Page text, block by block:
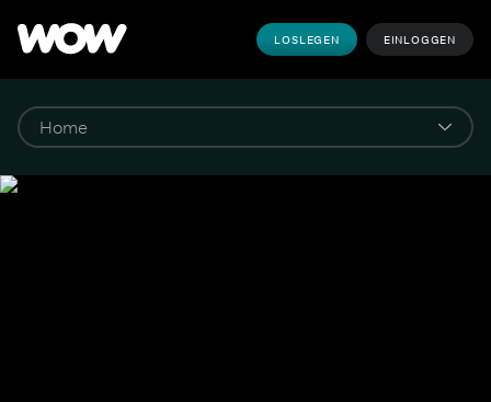
LOSLEGEN EINLOGGEN